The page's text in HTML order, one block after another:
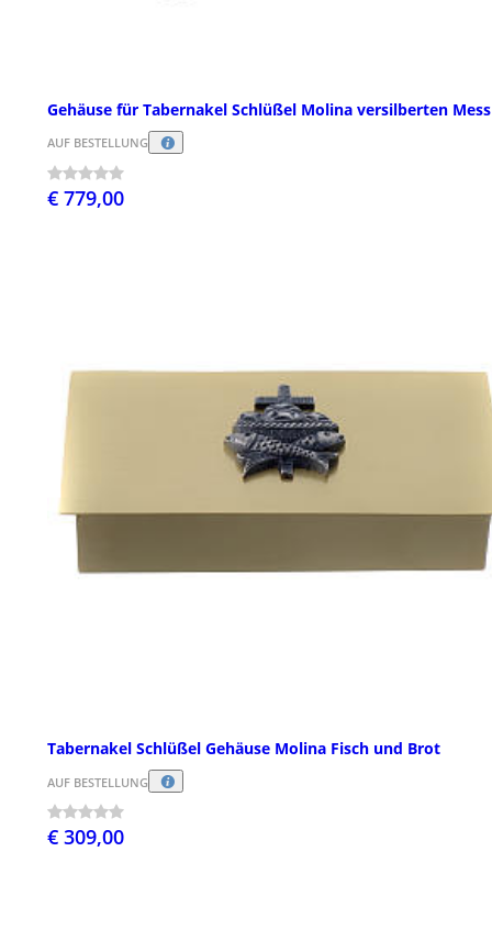
Gehäuse für Tabernakel Schlüßel Molina versilberten
AUF BESTELLUNG
€ 779,00
Tabernakel Schlüßel Gehäuse Molina Fisch und Brot
AUF BESTELLUNG
€ 309,00